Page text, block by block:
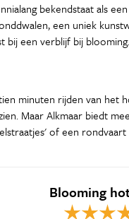
bekendstaat als
een uniek
bij een verblijf bij blooming.
minuten rijden van
Maar Alkmaar biedt
of een
Blooming